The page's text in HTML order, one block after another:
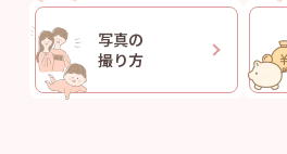
写真の
撮り方